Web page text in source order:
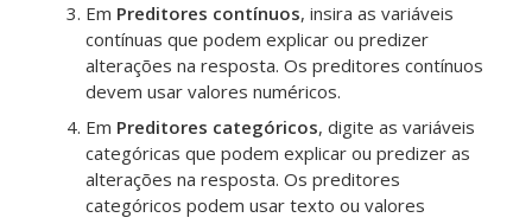
Em Preditores contínuos, insira as variáveis
contínuas que podem explicar ou predizer
alterações na resposta. Os preditores contínuos
devem usar valores numéricos.
Em Preditores categóricos, digite as variáveis
categóricas que podem explicar ou predizer as
alterações na resposta. Os preditores
categóricos podem usar texto ou valores